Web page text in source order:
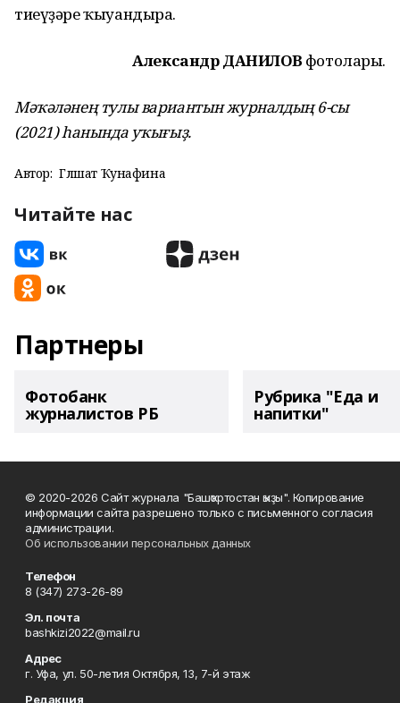
тиеүҙәре ҡыуандыра.
Александр ДАНИЛОВ фотолары.
Мәҡәләнең тулы вариантын журналдың 6-сы
(2021) һанында уҡығыҙ.
Автор: Гөлшат Ҡунафина
Читайте нас
Партнеры
Фотобанк
журналистов РБ
Рубрика "Еда и
напитки"
© 2020-2026 Сайт журнала "Башҡортостан ҡыҙы". Копирование
информации сайта разрешено только с письменного согласия
администрации.
Об использовании персональных данных
Телефон
8 (347) 273-26-89
Эл. почта
bashkizi2022@mail.ru
Адрес
г. Уфа, ул. 50-летия Октября, 13, 7-й этаж
Редакция